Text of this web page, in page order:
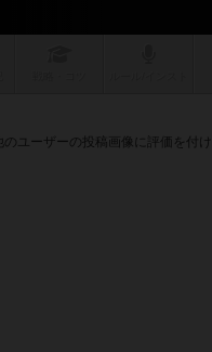
ユーザーの投稿画像に評価を付